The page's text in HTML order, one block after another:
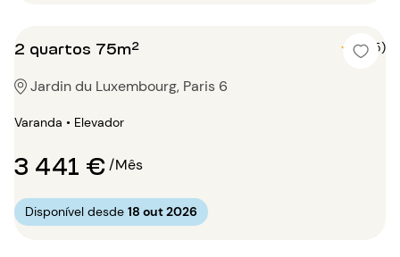
2 quartos 75m² 5 (5)
Jardin du Luxembourg, Paris 6
Varanda • Elevador
3 441 €/Mês
Disponível desde 18 out 2026